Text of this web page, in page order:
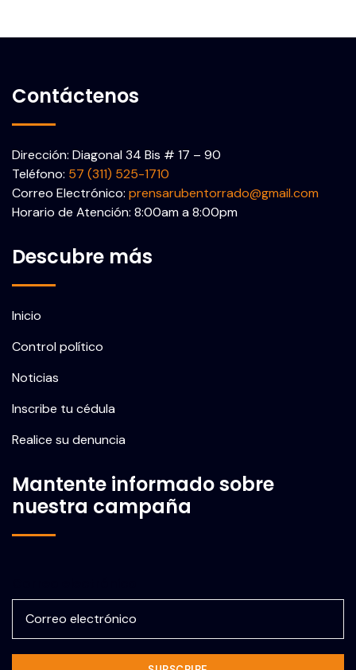
Contáctenos
Dirección: Diagonal 34 Bis # 17 – 90
Teléfono: 57 (311) 525-1710
Correo Electrónico: prensarubentorrado@gmail.com
Horario de Atención: 8:00am a 8:00pm
Descubre más
Inicio
Control político
Noticias
Inscribe tu cédula
Realice su denuncia
Mantente informado sobre
nuestra campaña